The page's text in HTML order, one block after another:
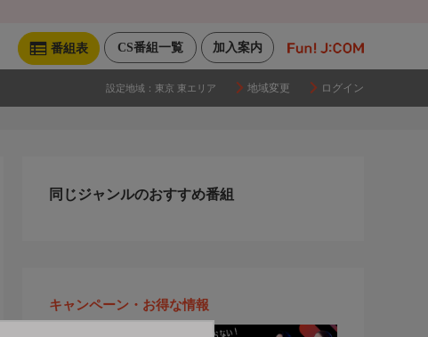
加入案内
CS番組一覧
番組表
設定地域： 東京 東エリア 地域変更 ログイン
同じジャンルのおすすめ番組
キャンペーン・お得な情報